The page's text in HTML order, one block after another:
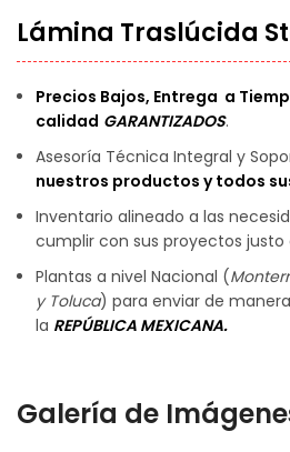
Lámina Traslúcida
Precios Bajos, Entrega a
calidad GARANTIZADOS.
Asesoría Técnica Integral y
nuestros productos y todos
Inventario alineado a las
cumplir con sus proyectos justo
Plantas a nivel Nacional (
y Toluca) para enviar de
la REPÚBLICA MEXICANA.
Galería de